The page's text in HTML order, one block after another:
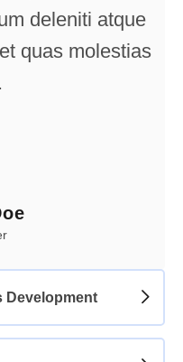
deleniti atque
quas molestias
Development